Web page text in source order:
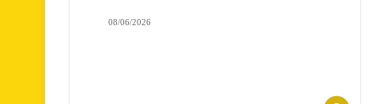
08/06/2026